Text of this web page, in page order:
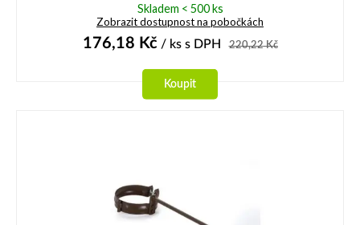
Skladem < 500 ks
Zobrazit dostupnost na pobočkách
176,18 Kč/ ks s DPH 220,22Kč
Koupit